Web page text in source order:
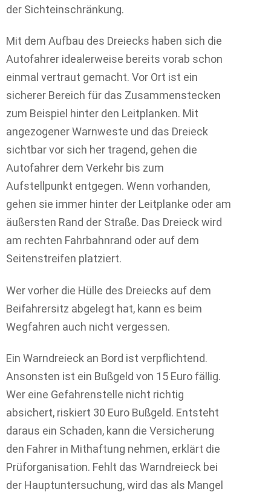
der Sichteinschränkung.
Mit dem Aufbau des Dreiecks haben sich die
Autofahrer idealerweise bereits vorab schon
einmal vertraut gemacht. Vor Ort ist ein
sicherer Bereich für das Zusammenstecken
zum Beispiel hinter den Leitplanken. Mit
angezogener Warnweste und das Dreieck
sichtbar vor sich her tragend, gehen die
Autofahrer dem Verkehr bis zum
Aufstellpunkt entgegen. Wenn vorhanden,
gehen sie immer hinter der Leitplanke oder am
äußersten Rand der Straße. Das Dreieck wird
am rechten Fahrbahnrand oder auf dem
Seitenstreifen platziert.
Wer vorher die Hülle des Dreiecks auf dem
Beifahrersitz abgelegt hat, kann es beim
Wegfahren auch nicht vergessen.
Ein Warndreieck an Bord ist verpflichtend.
Ansonsten ist ein Bußgeld von 15 Euro fällig.
Wer eine Gefahrenstelle nicht richtig
absichert, riskiert 30 Euro Bußgeld. Entsteht
daraus ein Schaden, kann die Versicherung
den Fahrer in Mithaftung nehmen, erklärt die
Prüforganisation. Fehlt das Warndreieck bei
der Hauptuntersuchung, wird das als Mangel